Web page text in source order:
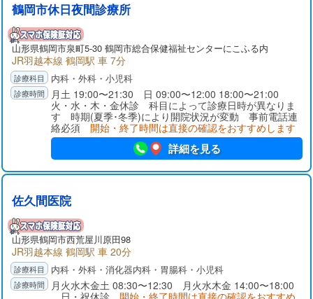
鶴岡市休日夜間診療所
山形県鶴岡市泉町5-30 鶴岡市総合保健福祉センターにこふる内
JR羽越本線 鶴岡駅 車 7分
内科・外科・小児科
月土 19:00〜21:30 日 09:00〜12:00 18:00〜21:00
火・水・木・金休診 科目によって診療日時が異なりま
す 時期(夏季･冬季)により開院状況が変動 事前電話連
絡必須 開始・終了時間は直接の確認をおすすめします
詳細を見る
佐久間医院
山形県鶴岡市西荒屋川原田98
JR羽越本線 鶴岡駅 車 20分
内科・外科・消化器内科・胃腸科・小児科
月火水木金土 08:30〜12:30 月火水木金 14:00〜18:00
日・祝休診 開始・終了時間は直接の確認をおすすめ